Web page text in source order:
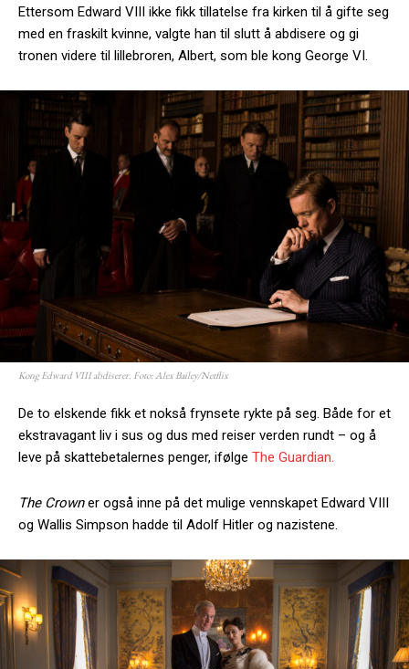
Ettersom Edward VIII ikke fikk tillatelse fra kirken til å gifte seg
med en fraskilt kvinne, valgte han til slutt å abdisere og gi
tronen videre til lillebroren, Albert, som ble kong George VI.
Kong Edward VIII abdiserer. Foto: Alex Bailey/Netflix
De to elskende fikk et nokså frynsete rykte på seg. Både for et
ekstravagant liv i sus og dus med reiser verden rundt – og å
leve på skattebetalernes penger, ifølge The Guardian.
The Crowner også inne på det mulige vennskapet Edward VIII
og Wallis Simpson hadde til Adolf Hitler og nazistene.